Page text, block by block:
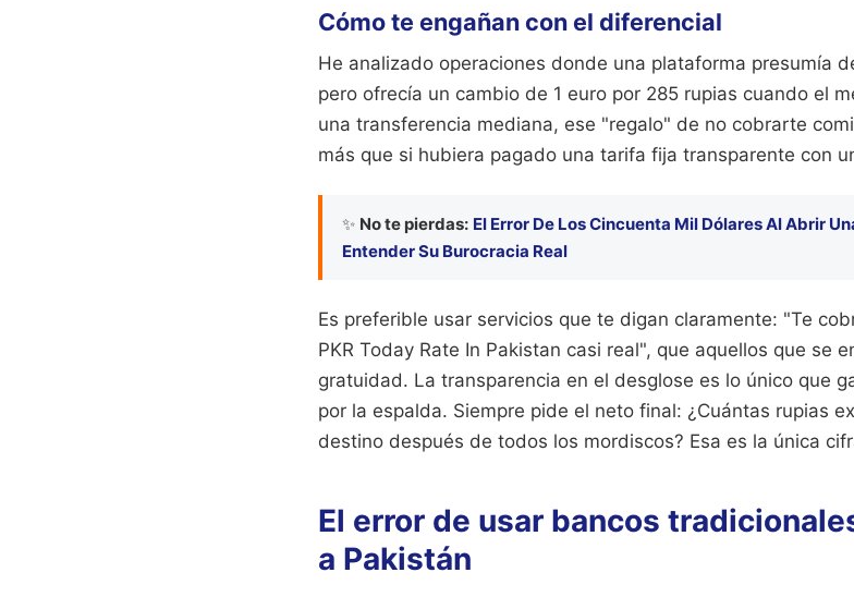
Cómo te engañan con el diferencial
He analizado operaciones donde una plataforma presumía
pero ofrecía un cambio de 1 euro por 285 rupias cuando el
una transferencia mediana, ese "regalo" de no cobrarte
más que si hubiera pagado una tarifa fija transparente con
✨ No te pierdas: El Error De Los Cincuenta Mil Dólares Al Abrir
Entender Su Burocracia Real
Es preferible usar servicios que te digan claramente: "Te
PKR Today Rate In Pakistan casi real", que aquellos que se
gratuidad. La transparencia en el desglose es lo único que
por la espalda. Siempre pide el neto final: ¿Cuántas rupias
destino después de todos los mordiscos? Esa es la única
El error de usar bancos
a Pakistán